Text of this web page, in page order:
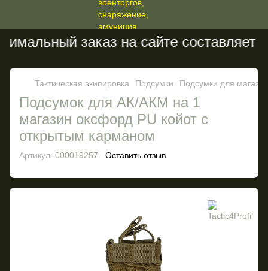
заказ на сайте составляет
Тактическая экипировка Подсумки Подсумки для
Подсумок для АК/АКМ на 1
магазин оксфорд PU койот с
открытым карманом
Артикул: 000019257 Оставить отзыв